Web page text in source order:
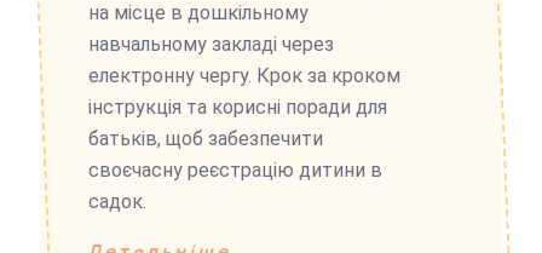
на місце в дошкільному
навчальному закладі через
електронну чергу. Крок за кроком
інструкція та корисні поради для
батьків, щоб забезпечити
своєчасну реєстрацію дитини в
садок.